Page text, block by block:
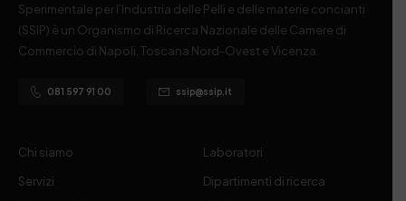
Sperimentale per l’Industria delle Pelli e delle materie concianti
(SSIP) è un Organismo di Ricerca Nazionale delle Camere di
Commercio di Napoli, Toscana Nord-Ovest e Vicenza.
081 597 91 00 ssip@ssip.it
Chi siamo
Servizi
Laboratori
Dipartimenti di ricerca